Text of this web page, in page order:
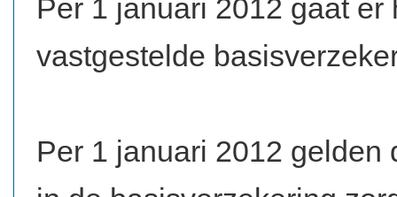
Per 1 januari 2012 gaat
vastgestelde
Per 1 januari 2012